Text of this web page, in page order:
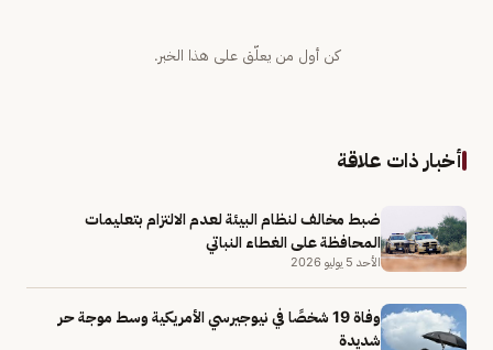
كن أول من يعلّق على هذا الخبر.
أخبار ذات علاقة
ضبط مخالف لنظام البيئة لعدم الالتزام بتعليمات
المحافظة على الغطاء النباتي
الأحد 5 يوليو 2026
وفاة 19 شخصًا في نيوجيرسي الأمريكية وسط موجة حر
شديدة